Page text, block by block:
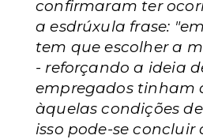
confirmaram ter
a esdrúxula frase:
tem que escolher a
- reforçando a ideia
empregados tinham
àquelas condições
isso pode-se concluir